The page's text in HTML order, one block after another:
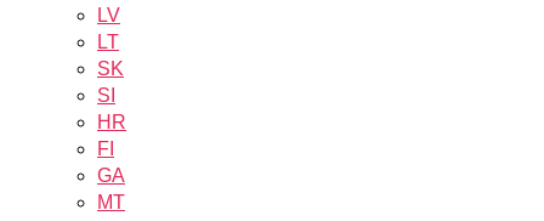
LV
LT
SK
SI
HR
FI
GA
MT